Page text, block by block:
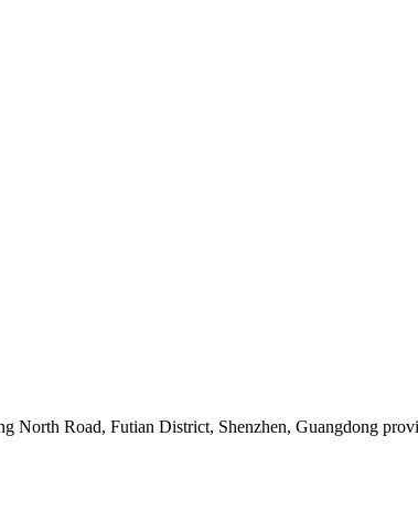
Road, Futian District, Shenzhen, Guangdong